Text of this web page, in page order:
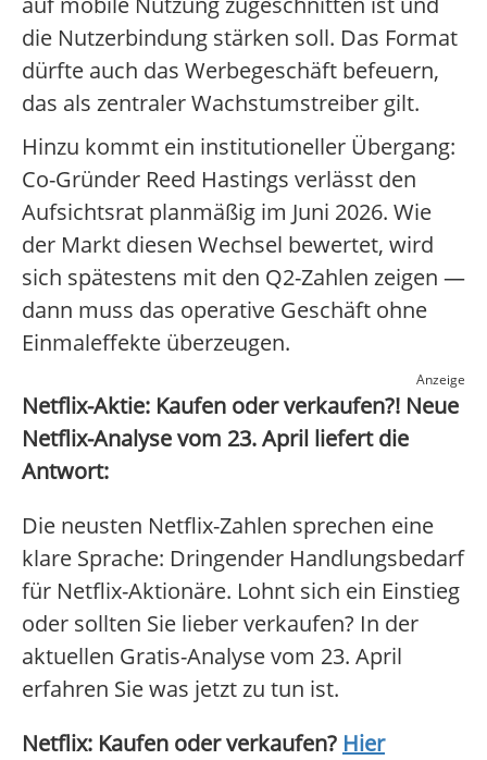
die Nutzerbindung stärken soll. Das Format
dürfte auch das Werbegeschäft befeuern,
das als zentraler Wachstumstreiber gilt.
Hinzu kommt ein institutioneller Übergang:
Co-Gründer Reed Hastings verlässt den
Aufsichtsrat planmäßig im Juni 2026. Wie
der Markt diesen Wechsel bewertet, wird
sich spätestens mit den Q2-Zahlen zeigen —
dann muss das operative Geschäft ohne
Einmaleffekte überzeugen.
Anzeige
Netflix-Aktie: Kaufen oder verkaufen?! Neue
Netflix-Analyse vom 23. April liefert die
Antwort:
Die neusten Netflix-Zahlen sprechen eine
klare Sprache: Dringender Handlungsbedarf
für Netflix-Aktionäre. Lohnt sich ein Einstieg
oder sollten Sie lieber verkaufen? In der
aktuellen Gratis-Analyse vom 23. April
erfahren Sie was jetzt zu tun ist.
Netflix: Kaufen oder verkaufen? Hier